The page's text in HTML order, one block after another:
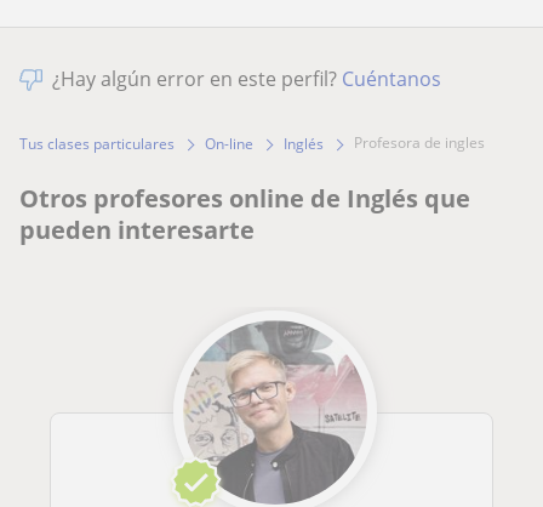
¿Hay algún error en este perfil? Cuéntanos
Tus clases particulares On-line Inglés profesora de ingles
Otros profesores online de Inglés que
pueden interesarte